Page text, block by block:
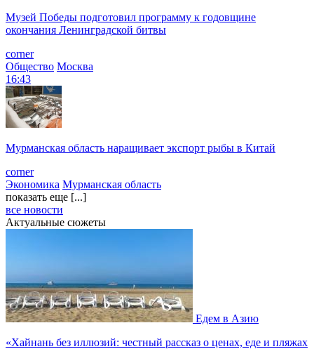
Музей Победы подготовил программу к годовщине
окончания Ленинградской битвы
corner
Общество Москва
16:43
Мурманская область наращивает экспорт рыбы в Китай
corner
Экономика Мурманская область
показать еще [...]
все новости
Актуальные сюжеты
Едем в Азию
«Хайнань без иллюзий: честный рассказ о ценах, еде и пляжах